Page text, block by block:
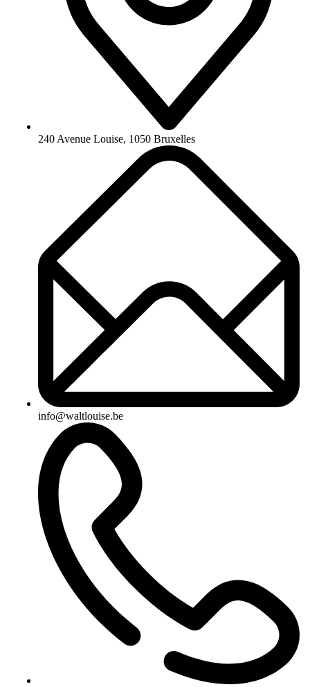
240 Avenue Louise, 1050 Bruxelles
info@waltlouise.be